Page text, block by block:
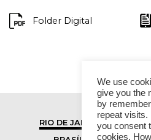
Folder Digital
RIO DE JANEIRO
We use
give you the
by
repeat visits.
you consent
cookies.